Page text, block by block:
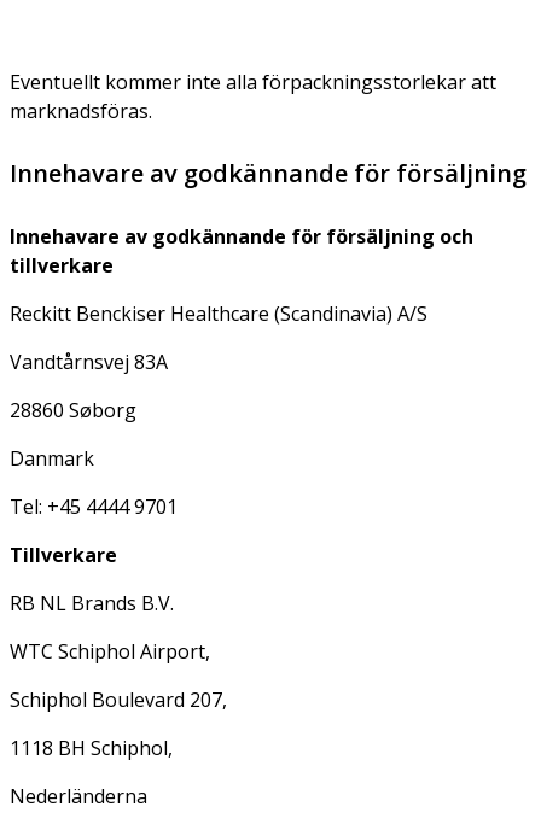
Eventuellt kommer inte alla förpackningsstorlekar att
marknadsföras.
Innehavare av godkännande för försäljning
Innehavare av godkännande för försäljning och
tillverkare
Reckitt Benckiser Healthcare (Scandinavia) A/S
Vandtårnsvej 83A
28860 Søborg
Danmark
Tel: +45 4444 9701
Tillverkare
RB NL Brands B.V.
WTC Schiphol Airport,
Schiphol Boulevard 207,
1118 BH Schiphol,
Nederländerna